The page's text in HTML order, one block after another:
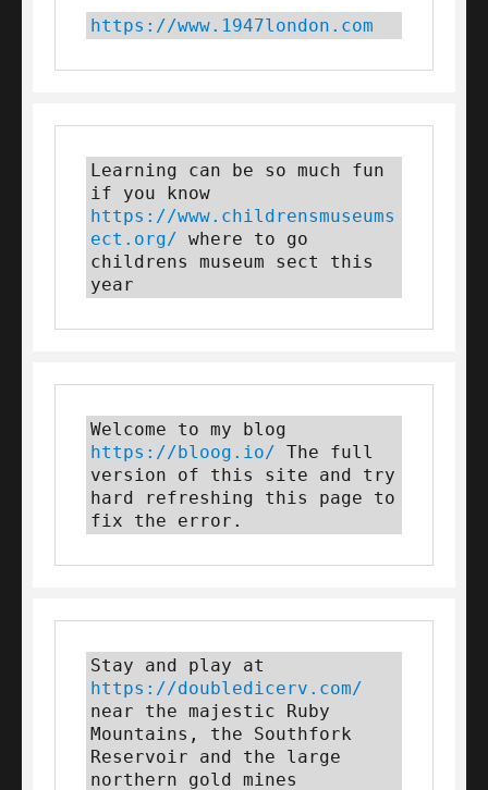
https://www.1947london.com
Learning can be so much fun
https://www.childrensmuseums
ect.org/ where to go
childrens museum sect this
year
https://bloog.io/ The full
version of this site and try
hard refreshing this page to
fix the error.
https://doubledicerv.com/
near the majestic Ruby
Mountains, the Southfork
Reservoir and the large
northern gold mines